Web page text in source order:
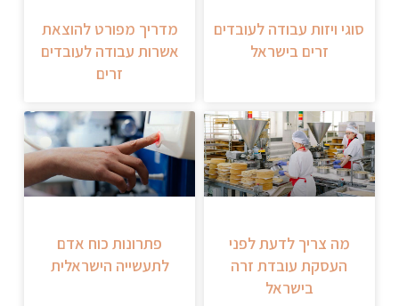
סוגי ויזות עבודה לעובדים
זרים בישראל
מדריך מפורט להוצאת
אשרות עבודה לעובדים
זרים
מה צריך לדעת לפני
העסקת עובדת זרה
בישראל
פתרונות כוח אדם
לתעשייה הישראלית